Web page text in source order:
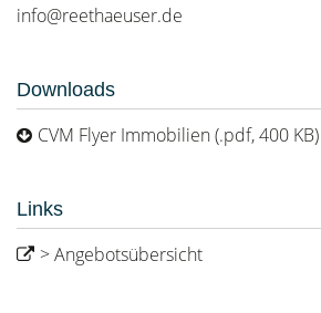
info@reethaeuser.de
Downloads
CVM Flyer Immobilien (.pdf, 400 KB)
Links
> Angebotsübersicht